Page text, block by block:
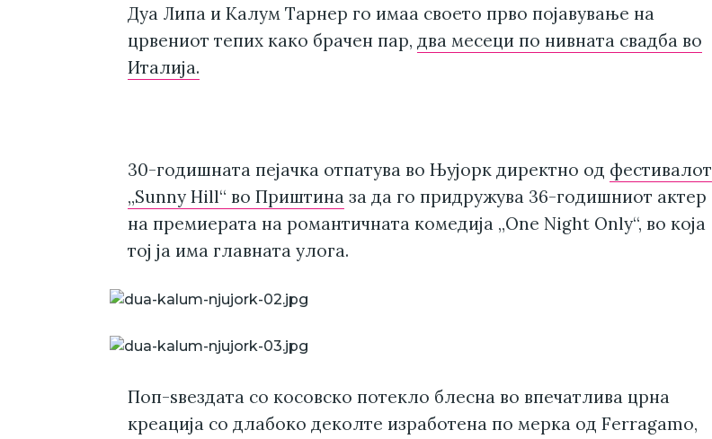
Дуа Липа и Калум Тарнер го имаа своето прво појавување на
црвениот тепих како брачен пар, два месеци по нивната свадба во
Италија.
30-годишната пејачка отпатува во Њујорк директно од фестивалот
„Sunny Hill“ во Приштина за да го придружува 36-годишниот актер
на премиерата на романтичната комедија „One Night Only“, во која
тој ја има главната улога.
Поп-ѕвездата со косовско потекло блесна во впечатлива црна
креација со длабоко деколте изработена по мерка од Ferragamo,